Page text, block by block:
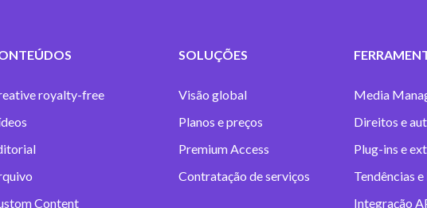
royalty-free
Content
SOLUÇÕES
Visão global
Planos e preços
Premium Access
Contratação de serviços
Media
Direitos e
Plug-ins e
Tendências
Integração